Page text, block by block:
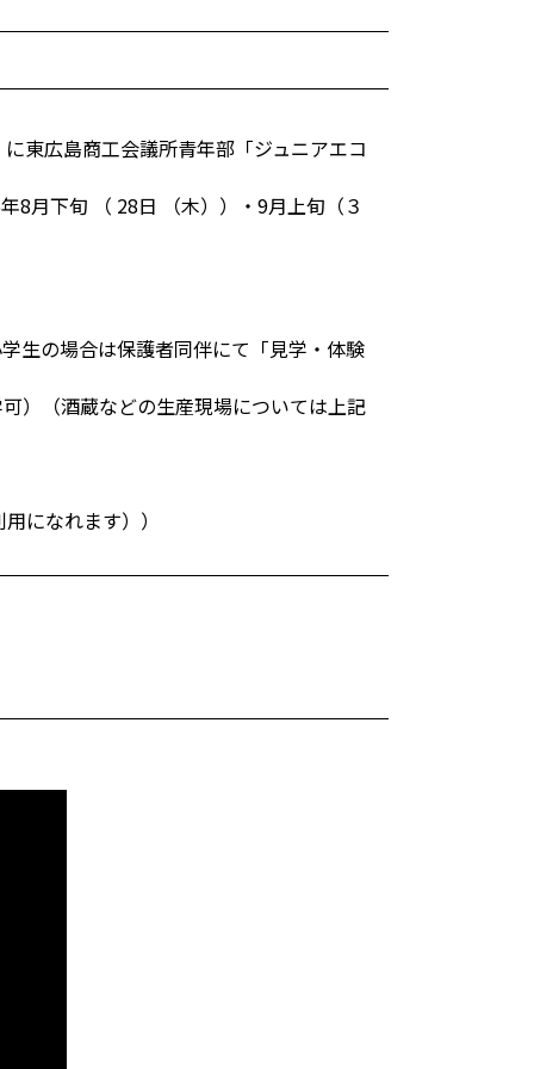
東広島商工会議所青年部「ジュニアエコ
8月下旬 （ 28日 （木））・9月上旬（３
生の場合は保護者同伴にて「見学・体験
）（酒蔵などの生産現場については上記
になれます））